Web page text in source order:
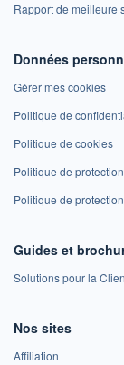
Rapport de meilleure
Données
Gérer mes cookies
Politique de
Politique de cookies
Politique de
Politique de
Guides et
Solutions pour la
Nos sites
Affiliation